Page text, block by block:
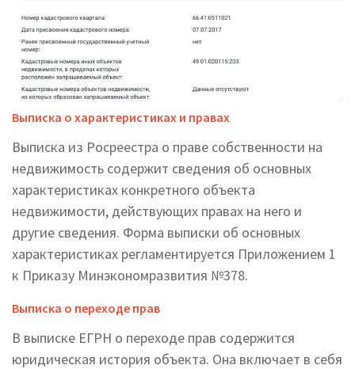
Выписка о характеристиках и правах
Выписка из Росреестра о праве собственности на
недвижимость содержит сведения об основных
характеристиках конкретного объекта
недвижимости, действующих правах на него и
другие сведения. Форма выписки об основных
характеристиках регламентируется Приложением 1
к Приказу Минэкономразвития №378.
Выписка о переходе прав
В выписке ЕГРН о переходе прав содержится
юридическая история объекта. Она включает в себя